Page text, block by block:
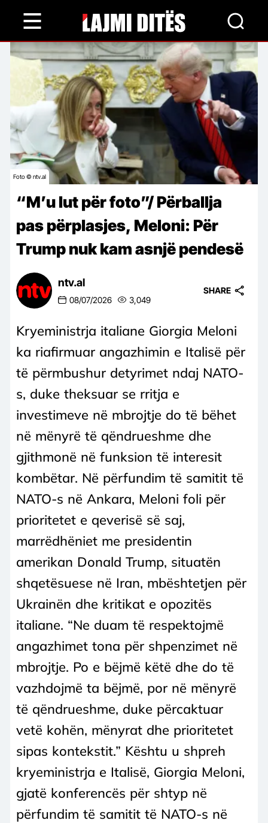
content
Foto © ntv.al
“M’u lut për foto”/ Përballja
pas përplasjes, Meloni: Për
Trump nuk kam asnjë pendesë
ntv.al
08/07/2026 3,049
SHARE
Kryeministrja italiane Giorgia Meloni
ka riafirmuar angazhimin e Italisë për
të përmbushur detyrimet ndaj NATO-
s, duke theksuar se rritja e
investimeve në mbrojtje do të bëhet
në mënyrë të qëndrueshme dhe
gjithmonë në funksion të interesit
kombëtar. Në përfundim të samitit të
NATO-s në Ankara, Meloni foli për
prioritetet e qeverisë së saj,
marrëdhëniet me presidentin
amerikan Donald Trump, situatën
shqetësuese në Iran, mbështetjen për
Ukrainën dhe kritikat e opozitës
italiane. “Ne duam të respektojmë
angazhimet tona për shpenzimet në
mbrojtje. Po e bëjmë këtë dhe do të
vazhdojmë ta bëjmë, por në mënyrë
të qëndrueshme, duke përcaktuar
vetë kohën, mënyrat dhe prioritetet
sipas kontekstit.” Kështu u shpreh
kryeministrja e Italisë, Giorgia Meloni,
gjatë konferencës për shtyp në
përfundim të samitit të NATO-s në